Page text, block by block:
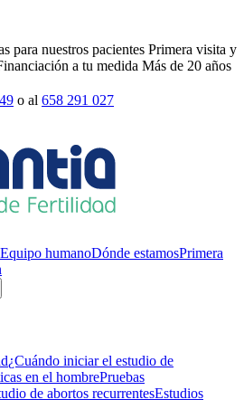
para nuestros pacientes Primera visita y
a tu medida Más de 20 años
o al 658 291 027
Equipo humanoDónde estamosPrimera
¿Cuándo iniciar el estudio de
en el hombrePruebas
de abortos recurrentesEstudios